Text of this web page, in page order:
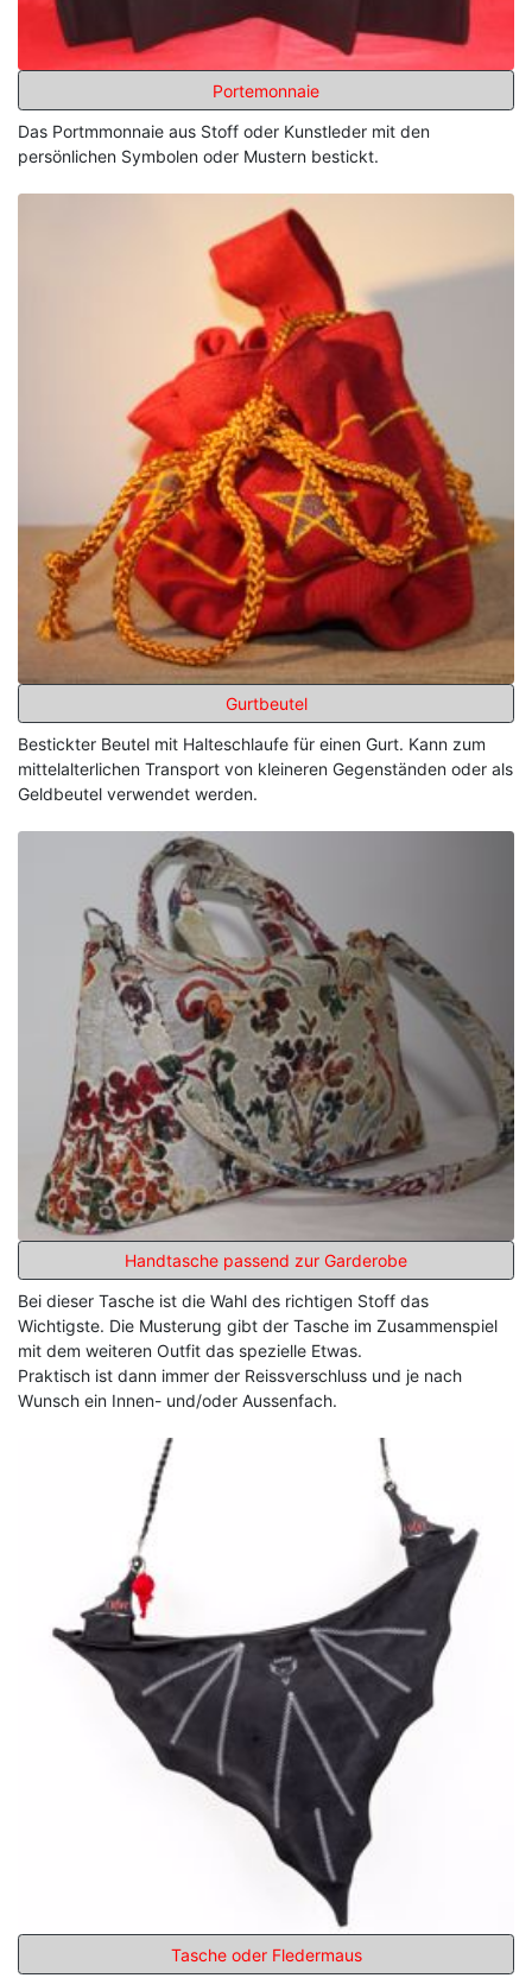
Portemonnaie
Das Portmmonnaie aus Stoff oder Kunstleder mit den
persönlichen Symbolen oder Mustern bestickt.
Gurtbeutel
Bestickter Beutel mit Halteschlaufe für einen Gurt. Kann zum
mittelalterlichen Transport von kleineren Gegenständen oder als
Geldbeutel verwendet werden.
Handtasche passend zur Garderobe
Bei dieser Tasche ist die Wahl des richtigen Stoff das
Wichtigste. Die Musterung gibt der Tasche im Zusammenspiel
mit dem weiteren Outfit das spezielle Etwas.
Praktisch ist dann immer der Reissverschluss und je nach
Wunsch ein Innen- und/oder Aussenfach.
Tasche oder Fledermaus